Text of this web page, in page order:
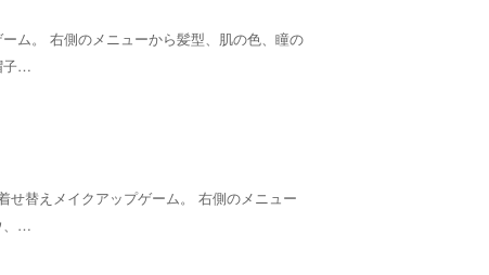
ム。 右側のメニューから髪型、肌の色、瞳の
子…
せ替えメイクアップゲーム。 右側のメニュー
、…